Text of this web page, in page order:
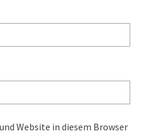
Website in diesem Browser